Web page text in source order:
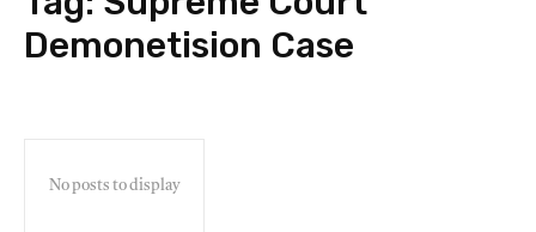
Demonetision Case
No posts to display